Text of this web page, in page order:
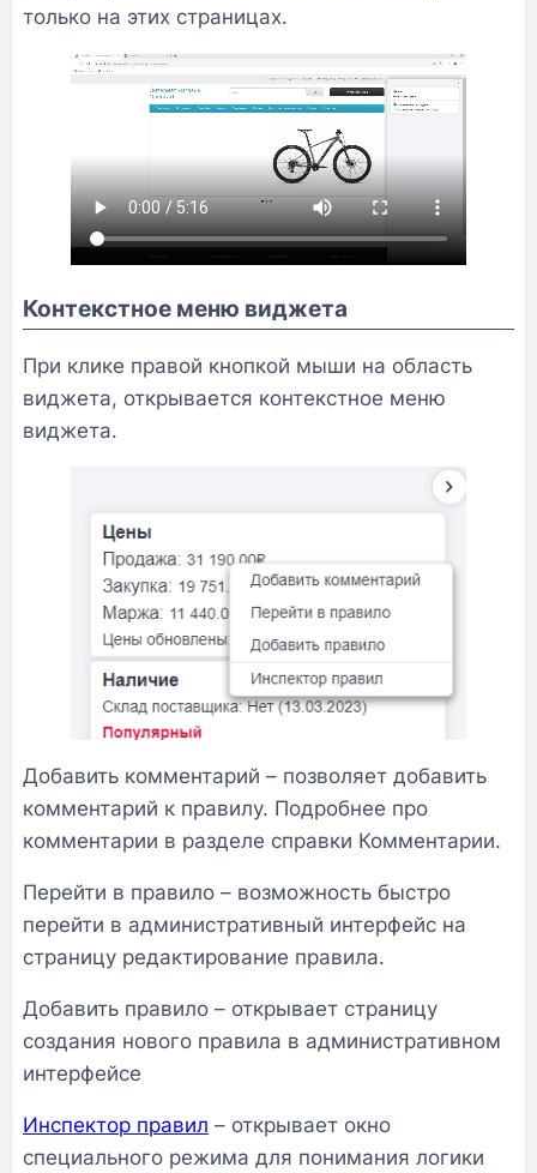
только на этих страницах.
Контекстное меню виджета
При клике правой кнопкой мыши на область
виджета, открывается контекстное меню
виджета.
Добавить комментарий – позволяет добавить
комментарий к правилу. Подробнее про
комментарии в разделе справки Комментарии.
Перейти в правило – возможность быстро
перейти в административный интерфейс на
страницу редактирование правила.
Добавить правило – открывает страницу
создания нового правила в административном
интерфейсе
Инспектор правил – открывает окно
специального режима для понимания логики